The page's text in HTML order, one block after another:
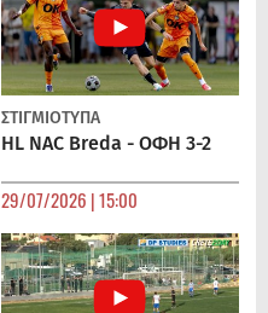
ΣΤΙΓΜΙΟΤΥΠΑ
HL NAC Breda - ΟΦΗ 3-2
29/07/2026 | 15:00